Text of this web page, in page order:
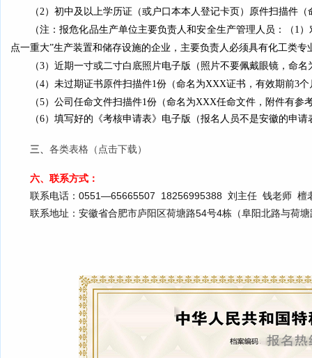
（2）初中及以上学历证（或户口本本人登记卡页）原件扫描件
（注：报危化品生产单位主要负责人和安全生产管理人员 ：（ 1 ）
点一重大”生产装置和储存设施的企业，主要负责人必须具有化工类
（3）近期一寸或二寸白底照片电子版（照片不要佩戴眼镜 ， 命名
（4） 未过期证书原件扫描件1份 （命名为XXX证书， 有效期前3
（5）公司任命文件扫描件1份 （命名为XXX任命文件， 附件有参
（6） 填写好的《考核申请表》电子版（报名 人员不是安徽的申请
三、 各类表格（点击下载）
六、联系方式：
联系电话：0551—65665507 18256995388 刘主任 钱老师
联系地址：安徽省合肥市庐阳区荷塘路54号4栋（阜阳北路与荷